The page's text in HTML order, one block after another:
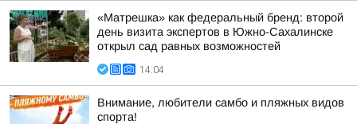
«Матрешка» как федеральный бренд: второй
день визита экспертов в Южно-Сахалинске
открыл сад равных возможностей
14:04
Внимание, любители самбо и пляжных видов
спорта!